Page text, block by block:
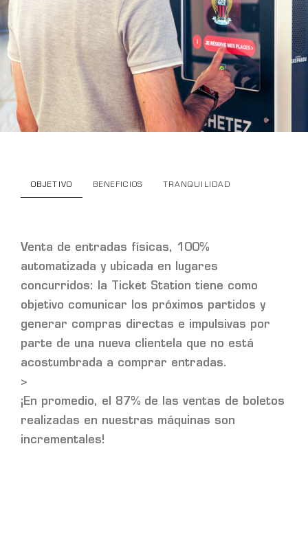
OBJETIVO BENEFICIOS TRANQUILIDAD
Venta de entradas físicas, 100%
automatizada y ubicada en lugares
concurridos: la Ticket Station tiene como
objetivo comunicar los próximos partidos y
generar compras directas e impulsivas por
parte de una nueva clientela que no está
acostumbrada a comprar entradas.
>
¡En promedio, el 87% de las ventas de boletos
realizadas en nuestras máquinas son
incrementales!